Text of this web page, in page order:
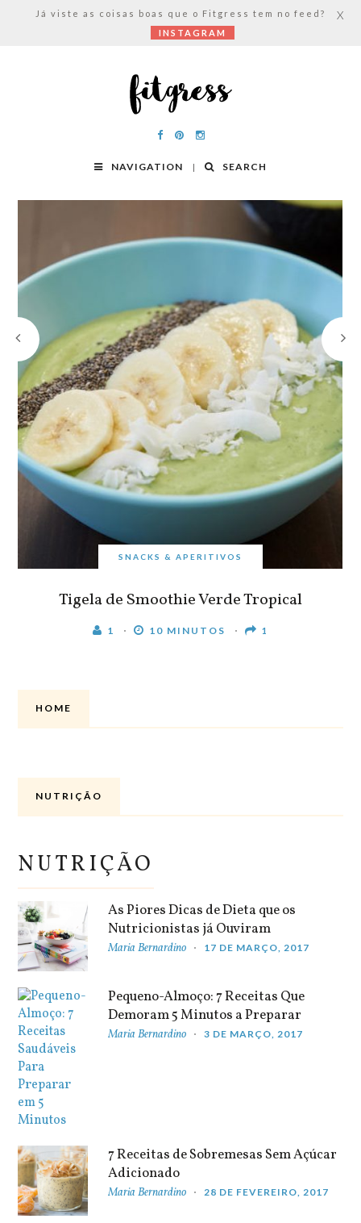
NAVIGATION SEARCH
SNACKS & APERITIVOS
Tigela de Smoothie Verde Tropical
1 10 MINUTOS 1
HOME
NUTRIÇÃO
NUTRIÇÃO
As Piores Dicas de Dieta que os
Nutricionistas já Ouviram
Maria Bernardino 17 DE MARÇO, 2017
Pequeno-Almoço: 7 Receitas Que
Demoram 5 Minutos a Preparar
Maria Bernardino 3 DE MARÇO, 2017
7 Receitas de Sobremesas Sem Açúcar
Adicionado
Maria Bernardino 28 DE FEVEREIRO, 2017
Já viste as coisas boas que o Fitgress tem no feed?
INSTAGRAM
X